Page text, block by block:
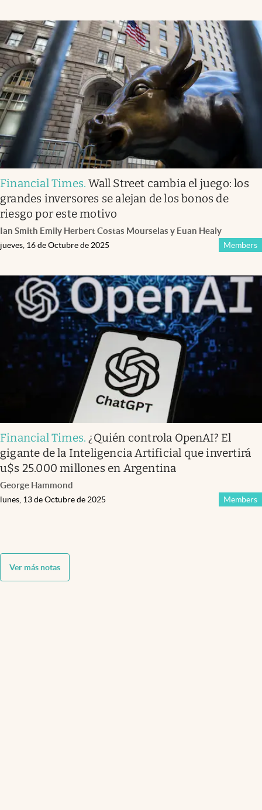
Financial Times.Wall Street cambia el juego: los
grandes inversores se alejan de los bonos de
riesgo por este motivo
Ian Smith Emily Herbert Costas Mourselas y Euan Healy
Members
jueves, 16 de Octubre de 2025
Financial Times. ¿Quién controla OpenAI? El
gigante de la Inteligencia Artificial que invertirá
u$s 25.000 millones en Argentina
George Hammond
Members
lunes, 13 de Octubre de 2025
Ver más notas